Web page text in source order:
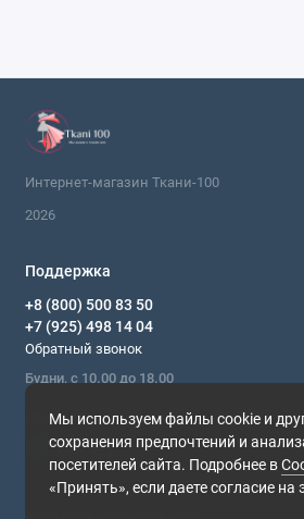
Мы используем файлы cookie и
сохранения предпочтений и
посетителей сайта. Подробнее в
«Принять», если даете согласие на
Интернет-магазин Ткани-100
2026
Поддержка
+8 (800) 500 83 50
+7 (925) 498 14 04
Обратный звонок
Будни, с 10.00 до 18.00
Мы в сети